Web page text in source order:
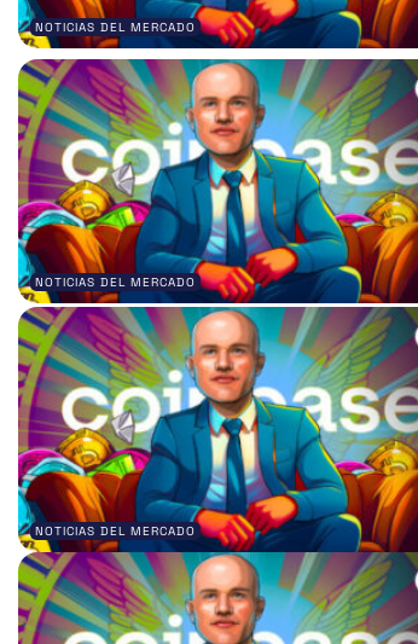
NOTICIAS DEL MERCADO
NOTICIAS DEL MERCADO
NOTICIAS DEL MERCADO